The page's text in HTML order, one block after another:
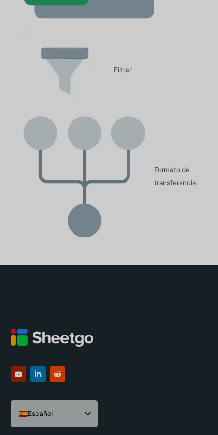
Filtrar
Formato de
transferencia
Español
English